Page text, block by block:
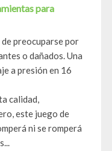
para
preocuparse por
o dañados. Una
a presión en 16
calidad,
este juego de
ni se romperá